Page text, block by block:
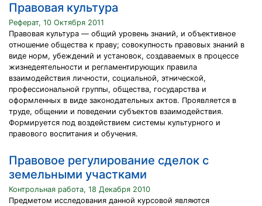
Правовая культура
Реферат, 10 Октября 2011
Правовая культура — общий уровень знаний, и объективное
отношение общества к праву; совокупность правовых знаний в
виде норм, убеждений и установок, создаваемых в процессе
жизнедеятельности и регламентирующих правила
взаимодействия личности, социальной, этнической,
профессиональной группы, общества, государства и
оформленных в виде законодательных актов. Проявляется в
труде, общении и поведении субъектов взаимодействия.
Формируется под воздействием системы культурного и
правового воспитания и обучения.
Правовое регулирование сделок с
земельными участками
Контрольная работа, 18 Декабря 2010
Предметом исследования данной курсовой являются